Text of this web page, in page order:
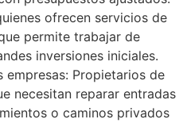
ofrecen servicios de
permite trabajar de
inversiones iniciales.
empresas: Propietarios de
necesitan reparar entradas
o caminos privados